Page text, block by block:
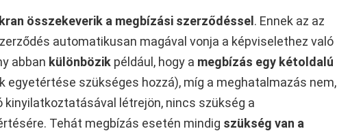
összekeverik a megbízási szerződéssel. Ennek az az
automatikusan magával vonja a képviselethez való
abban különbözik például, hogy a megbízás egy kétoldalú
egyetértése szükséges hozzá), míg a meghatalmazás nem,
kinyilatkoztatásával létrejön, nincs szükség a
Tehát megbízás esetén mindig szükség van a